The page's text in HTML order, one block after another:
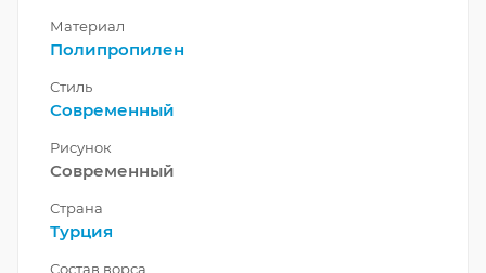
Материал
Полипропилен
Стиль
Современный
Рисунок
Современный
Страна
Турция
Состав ворса